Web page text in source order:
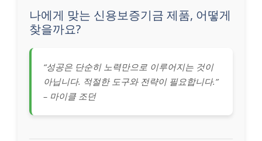
나에게 맞는 신용보증기금 제품, 어떻게
찾을까요?
“성공은 단순히 노력만으로 이루어지는 것이
아닙니다. 적절한 도구와 전략이 필요합니다.”
– 마이클 조던